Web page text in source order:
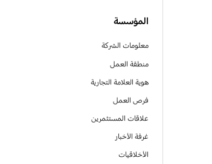
المؤسسة
معلومات الشركة
منطقة العمل
هوية العلامة التجارية
فرص العمل
علاقات المستثمرين
غرفة الأخبار
الأخلاقيات